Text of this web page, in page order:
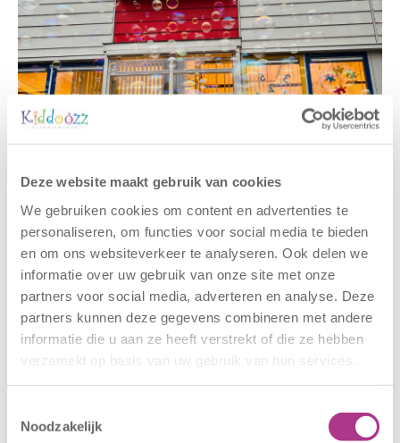
Deze website maakt gebruik van cookies
We gebruiken cookies om content en advertenties te
personaliseren, om functies voor social media te bieden
en om ons websiteverkeer te analyseren. Ook delen we
informatie over uw gebruik van onze site met onze
partners voor social media, adverteren en analyse. Deze
partners kunnen deze gegevens combineren met andere
informatie die u aan ze heeft verstrekt of die ze hebben
verzameld op basis van uw gebruik van hun services.
Noodzakelijk
Gerelateerde berichten
Nieuwe locatie
Oldegaarde
Sluiting
CODE ROOD